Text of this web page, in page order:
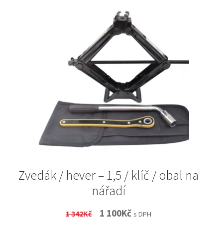
Zvedák / hever – 1,5 / klíč / obal na
nářadí
1 342Kč
Original
1 100KčCurrent
s DPH